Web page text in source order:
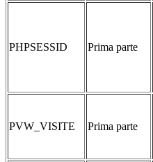
PHPSESSID Prima parte
PVW_VISITE Prima parte